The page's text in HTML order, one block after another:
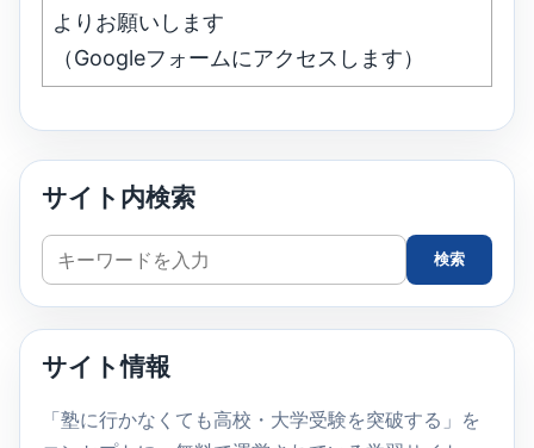
よりお願いします
（Googleフォームにアクセスします）
サイト内検索
サ
イ
ト
検
索
検索
サイト情報
「塾に行かなくても高校・大学受験を突破する」を